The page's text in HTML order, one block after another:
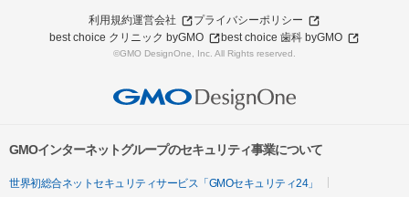
利用規約運営会社
プライバシーポリシー
best choice クリニック byGMO
best choice 歯科 byGMO
©GMO DesignOne, Inc. All Rights reserved.
GMOインターネットグループのセキュリティ事業について
世界初総合ネットセキュリティサービス「GMOセキュリティ24」